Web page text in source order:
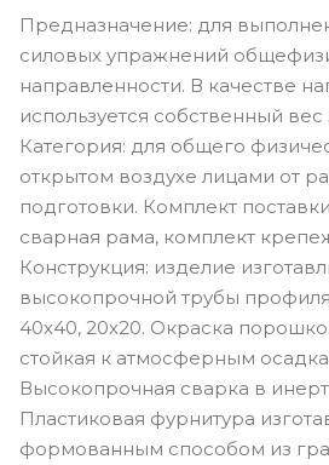
Предназначение: для
силовых упражнений
направленности. В качестве
используется собственный
Категория: для общего
открытом воздухе лицами от
подготовки. Комплект
сварная рама, комплект
Конструкция: изделие
высокопрочной трубы профиля
40х40, 20х20. Окраска
стойкая к атмосферным
Высокопрочная сварка в
Пластиковая фурнитура
формованным способом из